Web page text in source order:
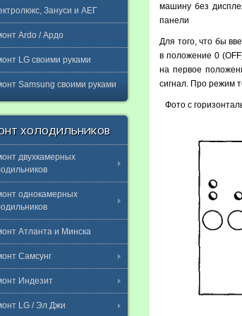
машину без
панели
Для того, что бы
в положение 0
на первое
сигнал. Про режим
Фото с
Зануси и АЕГ
Ardo / Ардо
LG своими руками
Samsung своими руками
холодильников
двухкамерных
однокамерных
Атланта и Минска
Самсунг
Индезит
LG / Эл Джи